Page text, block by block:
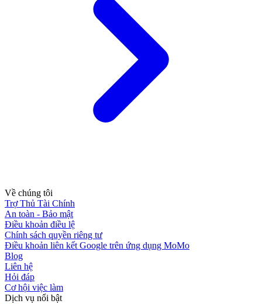
Về chúng tôi
Trợ Thủ Tài Chính
An toàn - Bảo mật
Điều khoản điều lệ
Chính sách quyền riêng tư
Điều khoản liên kết Google trên ứng dụng MoMo
Blog
Liên hệ
Hỏi đáp
Cơ hội việc làm
Dịch vụ nổi bật